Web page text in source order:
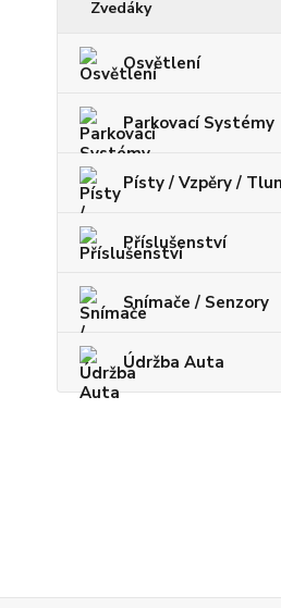
Zvedáky
Osvětlení
Parkovací Systémy
Písty / Vzpěry /
Příslušenství
Snímače / Senzory
Údržba Auta